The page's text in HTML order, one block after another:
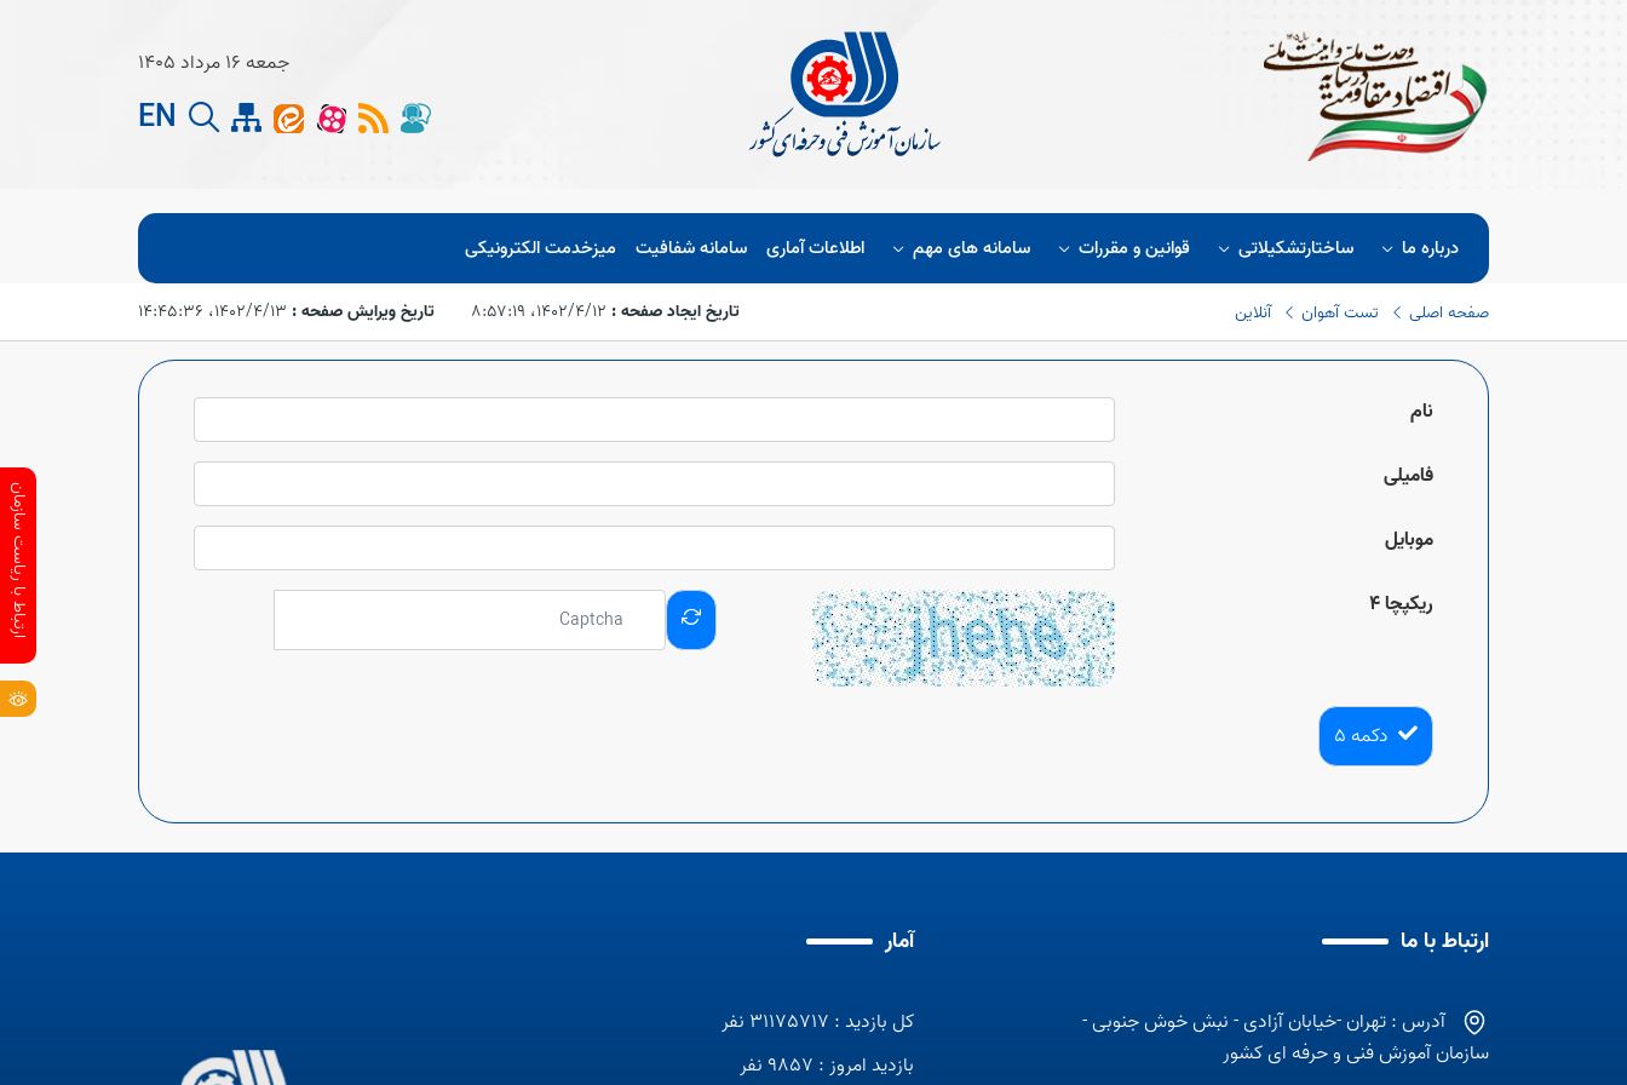
جمعه 16 مرداد 1405
EN
درباره ما ساختارتشکیلاتی قوانین و مقررات سامانه های مهم اطلاعات آماری سامانه شفافیت میزخدمت الکترونیکی
صفحه اصلی تست آهوان آنلاین تاریخ ایجاد صفحه : ۱۴۰۲/۴/۱۲،‏ ۸:۵۷:۱۹ تاریخ ویرایش صفحه : ۱۴۰۲/۴/۱۳،‏ ۱۴:۴۵:۳۶
نام
فامیلی
موبایل
ریکپچا 4
دکمه 5
ارتباط با ما
آدرس : تهران -خیابان آزادی - نبش خوش جنوبی -
سازمان آموزش فنی و حرفه ای کشور
آمار
کل بازدید : 31175717 نفر
بازدید امروز : 9857 نفر
ارتباط با ریاست سازمان